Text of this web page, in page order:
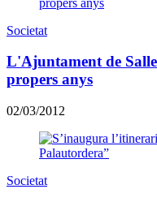
Societat
L'Ajuntament de
propers anys
02/03/2012
Societat